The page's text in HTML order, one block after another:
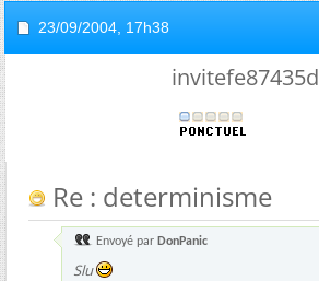
23/09/2004, 17h38
invitefe87435d
Re : determinisme
Envoyé par DonPanic
Slu